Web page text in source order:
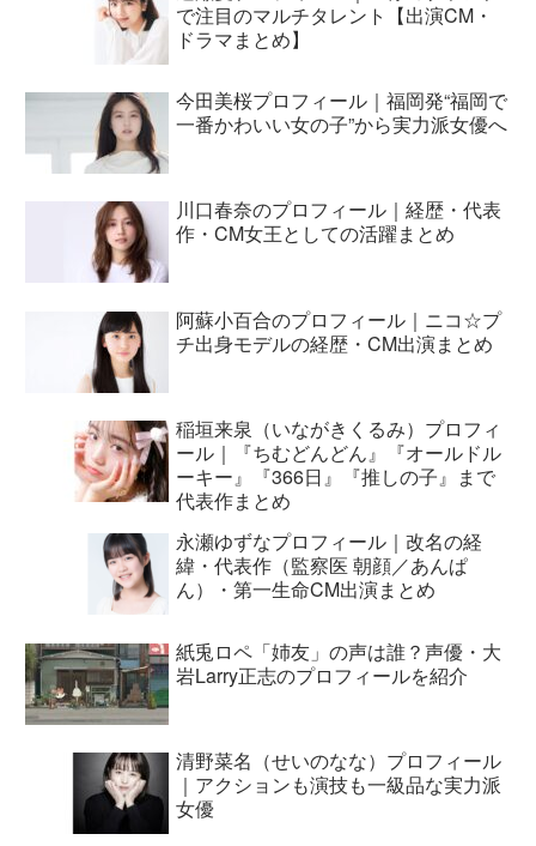
で注目のマルチタレント【出演CM・
ドラマまとめ】
今田美桜プロフィール｜福岡発“福岡で
一番かわいい女の子”から実力派女優へ
川口春奈のプロフィール｜経歴・代表
作・CM女王としての活躍まとめ
阿蘇小百合のプロフィール｜ニコ☆プ
チ出身モデルの経歴・CM出演まとめ
稲垣来泉（いながきくるみ）プロフィ
ール｜『ちむどんどん』『オールドル
ーキー』『366日』『推しの子』まで
代表作まとめ
永瀬ゆずなプロフィール｜改名の経
緯・代表作（監察医 朝顔／あんぱ
ん）・第一生命CM出演まとめ
紙兎ロペ「姉友」の声は誰？声優・大
岩Larry正志のプロフィールを紹介
清野菜名（せいのなな）プロフィール
｜アクションも演技も一級品な実力派
女優